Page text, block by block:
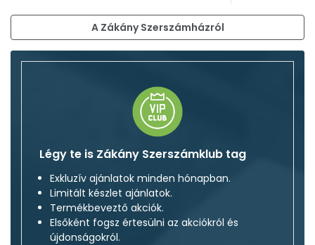
A Zákány Szerszámházról
Légy te is Zákány Szerszámklub tag
Exkluzív ajánlatok minden hónapban.
Limitált készlet ajánlatok.
Termékbeveztő akciók.
Elsőként fogsz értesülni az akciókról és
újdonságokról.